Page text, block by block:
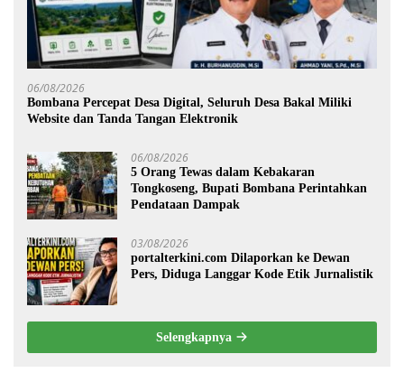
06/08/2026
Bombana Percepat Desa Digital, Seluruh Desa Bakal Miliki
Website dan Tanda Tangan Elektronik
06/08/2026
5 Orang Tewas dalam Kebakaran
Tongkoseng, Bupati Bombana Perintahkan
Pendataan Dampak
03/08/2026
portalterkini.com Dilaporkan ke Dewan
Pers, Diduga Langgar Kode Etik Jurnalistik
Selengkapnya